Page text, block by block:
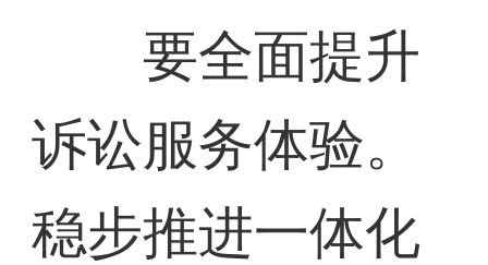
要全面提升
诉讼服务体验。
稳步推进一体化